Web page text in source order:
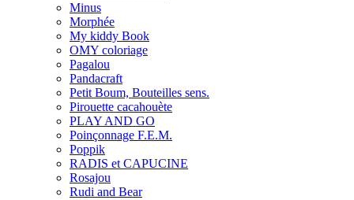
Minus
Morphée
My kiddy Book
OMY coloriage
Pagalou
Pandacraft
Petit Boum, Bouteilles sens.
Pirouette cacahouète
PLAY AND GO
Poinçonnage F.E.M.
Poppik
RADIS et CAPUCINE
Rosajou
Rudi and Bear